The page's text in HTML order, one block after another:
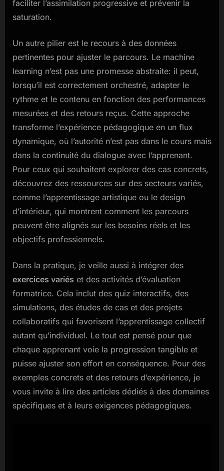
faciliter l’assimilation progressive et prévenir la
saturation.
Un autre pilier est le recours à des données
pertinentes pour ajuster le parcours. Le machine
learning n’est pas une promesse abstraite: il peut,
lorsqu’il est correctement orchestré, adapter le
rythme et le contenu en fonction des performances
mesurées et des retours reçus. Cette approche
transforme l’expérience pédagogique en un flux
dynamique, où l’autorité n’est pas dans le cours mais
dans la continuité du dialogue avec l’apprenant.
Pour ceux qui souhaitent explorer des cas concrets,
découvrez des ressources sur des secteurs variés,
comme l’apprentissage artistique ou le design
d’intérieur, qui montrent comment les parcours
peuvent être alignés sur les besoins réels et les
objectifs professionnels.
Dans la pratique, je veille aussi à intégrer des
exercices variés et des activités d’évaluation
formatrice. Cela inclut des quiz interactifs, des
simulations, des études de cas et des projets
collaboratifs qui favorisent l’apprentissage collectif
autant qu’individuel. Le tout est pensé pour que
chaque apprenant voie la progression tangible et
puisse ajuster son effort en conséquence. Pour des
exemples concrets et des retours d’expérience, je
vous invite à lire des articles dédiés à des domaines
spécifiques et à leurs exigences pédagogiques.